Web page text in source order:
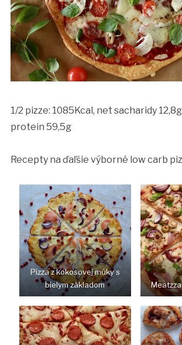
1/2 pizze: 1085Kcal, net sacharidy
protein 59,5g
Recepty na ďaľšie výborné low carb
Pizza z kokosovej múky s
bielym základom